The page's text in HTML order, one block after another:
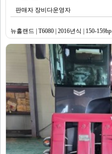
판매자 장비다운영자
뉴홀랜드 | T6080 | 2016년식 | 150-159hp